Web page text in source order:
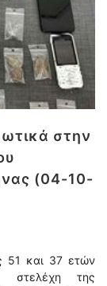
στην
(04-10-
51 και 37 ετών
στελέχη της